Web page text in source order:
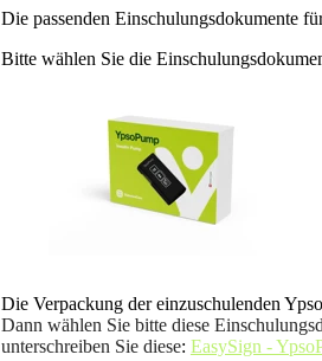
Die passenden Einschulungsdokumente
Bitte wählen Sie die
Die Verpackung der einzuschulenden
Dann wählen Sie bitte diese
unterschreiben Sie diese: EasySign -